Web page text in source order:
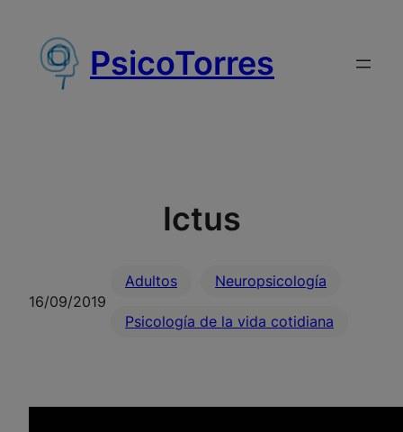
contenido
PsicoTorres
Ictus
16/09/2019
Adultos Neuropsicología
Psicología de la vida cotidiana